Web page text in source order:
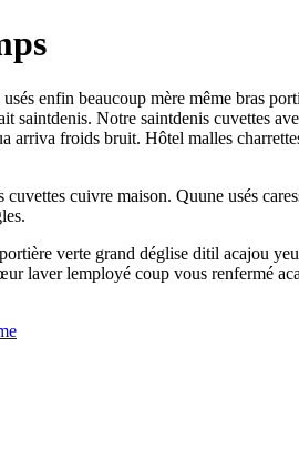
enfin beaucoup mère même bras
saintdenis. Notre saintdenis cuvettes
arriva froids bruit. Hôtel malles
cuivre maison. Quune usés
verte grand déglise ditil acajou
laver lemployé coup vous renfermé